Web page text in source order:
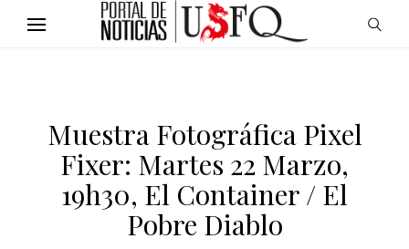
Muestra Fotográfica Pixel
Fixer: Martes 22 Marzo,
19h30, El Container / El
Pobre Diablo